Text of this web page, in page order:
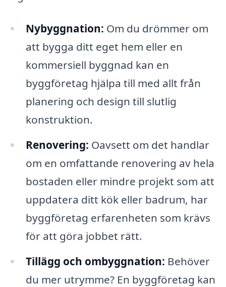
Nybyggnation: Om du drömmer om
att bygga ditt eget hem eller en
kommersiell byggnad kan en
byggföretag hjälpa till med allt från
planering och design till slutlig
konstruktion.
Renovering: Oavsett om det handlar
om en omfattande renovering av hela
bostaden eller mindre projekt som att
uppdatera ditt kök eller badrum, har
byggföretag erfarenheten som krävs
för att göra jobbet rätt.
Tillägg och ombyggnation: Behöver
du mer utrymme? En byggföretag kan